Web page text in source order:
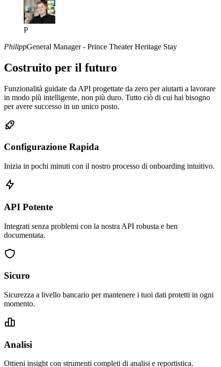
P
PhilippGeneral Manager - Prince Theater Heritage Stay
Costruito per il futuro
Funzionalità guidate da API progettate da zero per aiutarti a lavorare
in modo più intelligente, non più duro. Tutto ciò di cui hai bisogno
per avere successo in un unico posto.
Configurazione Rapida
Inizia in pochi minuti con il nostro processo di onboarding intuitivo.
API Potente
Integrati senza problemi con la nostra API robusta e ben
documentata.
Sicuro
Sicurezza a livello bancario per mantenere i tuoi dati protetti in ogni
momento.
Analisi
Ottieni insight con strumenti completi di analisi e reportistica.